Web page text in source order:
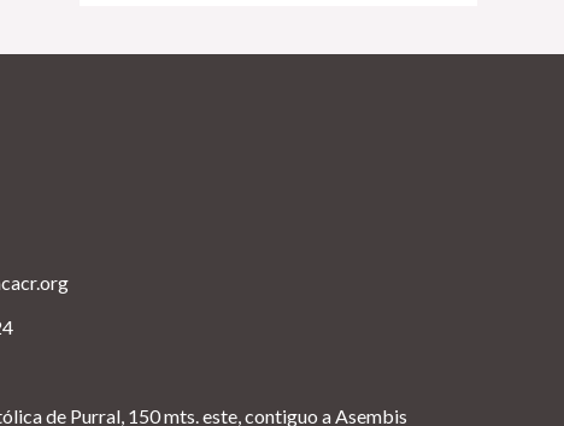
de Purral, 150 mts. este, contiguo a Asembis